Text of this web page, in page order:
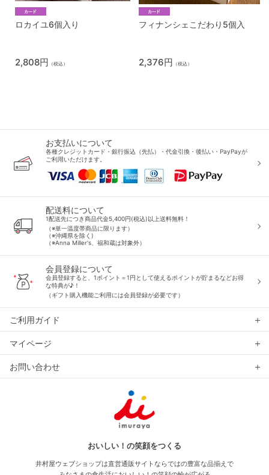
ロカイユ6個入り
2,808円 （税込）
フィナンシェこだわり5個入
2,376円 （税込）
お支払いについて
各種クレジットカード・銀行振込（先払）・代金引換・後払い・PayPayが
ご利用いただけます。
配送料について
1配送先につき商品代金5,400円(税込)以上送料無料！
（※単一温度帯商品に限ります）
（※沖縄県を除く)
（※Anna Miller's、福和蔵は対象外）
会員登録について
会員登録すると、1ポイント＝1円として使えるポイントが貯まるなどお得
な特典が♪！
（ギフト購入機能ご利用には会員登録が必要です）
ご利用ガイド
マイページ
お問い合わせ
おいしい！の笑顔をつくる
井村屋ウェブショップは直営通販サイトならではの豊富な品揃えで